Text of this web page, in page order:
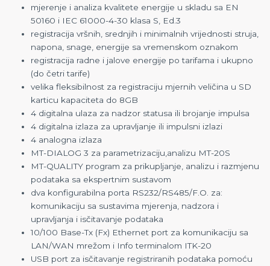
mjerenje i analiza kvalitete energije u skladu sa EN
50160 i IEC 61000-4-30 klasa S, Ed.3
registracija vršnih, srednjih i minimalnih vrijednosti struja,
napona, snage, energije sa vremenskom oznakom
registracija radne i jalove energije po tarifama i ukupno
(do četri tarife)
velika fleksibilnost za registraciju mjernih veličina u SD
karticu kapaciteta do 8GB
4 digitalna ulaza za nadzor statusa ili brojanje impulsa
4 digitalna izlaza za upravljanje ili impulsni izlazi
4 analogna izlaza
MT-DIALOG 3 za parametrizaciju,analizu MT-20S
MT-QUALITY program za prikupljanje, analizu i razmjenu
podataka sa ekspertnim sustavom
dva konfigurabilna porta RS232/RS485/F.O. za:
komunikaciju sa sustavima mjerenja, nadzora i
upravljanja i isčitavanje podataka
10/100 Base-Tx (Fx) Ethernet port za komunikaciju sa
LAN/WAN mrežom i Info terminalom ITK-20
USB port za isčitavanje registriranih podataka pomoću